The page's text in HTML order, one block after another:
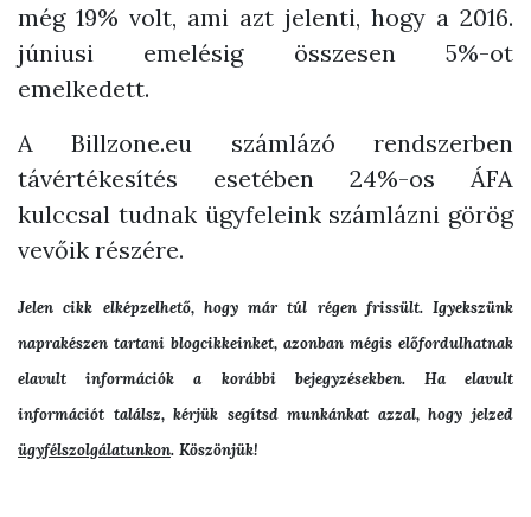
még 19% volt, ami azt jelenti, hogy a 2016.
júniusi emelésig összesen 5%-ot
emelkedett.
A Billzone.eu számlázó rendszerben
távértékesítés esetében 24%-os ÁFA
kulccsal tudnak ügyfeleink számlázni görög
vevőik részére.
Jelen cikk elképzelhető, hogy már túl régen frissült. Igyekszünk
naprakészen tartani blogcikkeinket, azonban mégis előfordulhatnak
elavult információk a korábbi bejegyzésekben. Ha elavult
információt találsz, kérjük segítsd munkánkat azzal, hogy jelzed
ügyfélszolgálatunkon. Köszönjük!